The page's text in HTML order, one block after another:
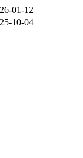
26-01-12
25-10-04